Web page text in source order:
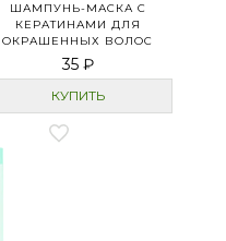
ШАМПУНЬ-МАСКА С
КЕРАТИНАМИ ДЛЯ
ОКРАШЕННЫХ ВОЛОС
35 ₽
КУПИТЬ